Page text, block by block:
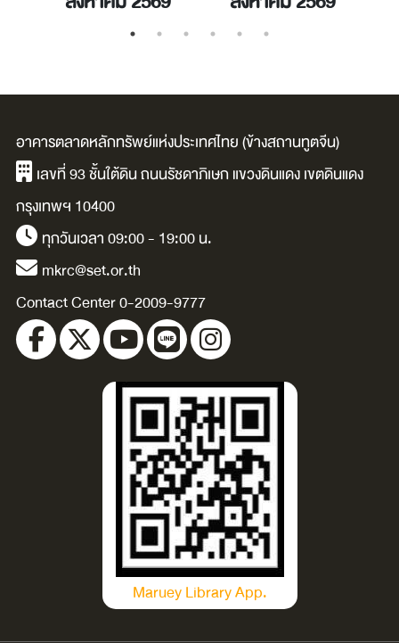
อาคารตลาดหลักทรัพย์แห่งประเทศไทย (ข้างสถานทูตจีน)
เลขที่ 93 ชั้นใต้ดิน ถนนรัชดาภิเษก แขวงดินแดง เขตดินแดง
กรุงเทพฯ 10400
ทุกวันเวลา 09:00 - 19:00 น.
mkrc@set.or.th
Contact Center 0-2009-9777
Maruey Library App.